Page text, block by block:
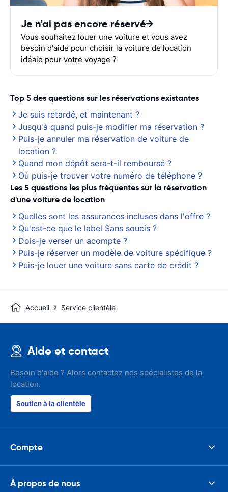
Je n'ai pas encore réservé
Vous souhaitez louer une voiture et vous avez
besoin d'aide pour choisir la voiture de location
idéale pour votre voyage ?
Top 5 des questions sur les réservations existantes
Je suis retardé, et maintenant ?
Jusqu'à quand puis-je modifier ma réservation ?
Puis-je annuler ma réservation de voiture de
location ?
Quand mon dépôt sera-t-il remboursé ?
Où puis-je trouver votre numéro de téléphone ?
Les 5 questions les plus fréquentes sur la réservation
d'une voiture de location
Quelles sont les assurances incluses dans l'offre ?
Qu'est-ce que le label Sans soucis ?
Dois-je verser un acompte ?
Puis-je réserver un modèle de voiture spécifique ?
Puis-je louer une voiture sans carte de crédit ?
Accueil Service clientèle
Aide et contact
Besoin d'aide ? Alors contactez nos spécialistes de la
location.
Soutien à la clientèle
Compte
À propos de nous